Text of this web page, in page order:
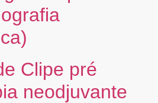
Clipe pré
neodjuvante